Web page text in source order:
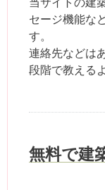
セージ機能な
す。
連絡先などは
段階で教える
無料で建